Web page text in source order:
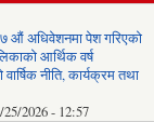
औं अधिवेशनमा पेश गरिएको
आर्थिक वर्ष
नीति, कार्यक्रम तथा
25/2026 - 12:57